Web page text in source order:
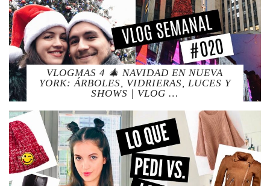
VLOGMAS 4 🎄 NAVIDAD EN NUEVA
YORK: ÁRBOLES, VIDRIERAS, LUCES Y
SHOWS | VLOG …